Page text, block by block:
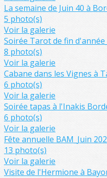
La semaine de Juin 40 à
5 photo(s)
Voir la galerie
Soirée Tarot de fin
8 photo(s)
Voir la galerie
Cabane dans les Vignes à
6 photo(s)
Voir la galerie
Soirée tapas à l'Inakis
6 photo(s)
Voir la galerie
Fête annuelle BAM_Juin
13 photo(s)
Voir la galerie
Visite de l'Hermione à